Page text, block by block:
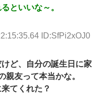
といいな～。
ID:SfPi2xOJ0
ど、自分の誕生日に家
親友って本当かな。
てくれた？